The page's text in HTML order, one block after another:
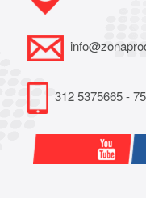
312 5375665 -